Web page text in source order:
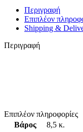
Περιγραφή
Επιπλέον
Shipping &
Περιγραφή
Επιπλέον πληροφορίες
Βάρος
8,5 κ.